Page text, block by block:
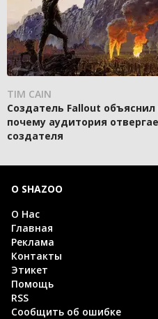
TIM CAIN
Создатель Fallout
почему аудитория
создателя
О SHAZOO
О Нас
Главная
Реклама
Контакты
Этикет
Помощь
RSS
Сообщить об ошибке